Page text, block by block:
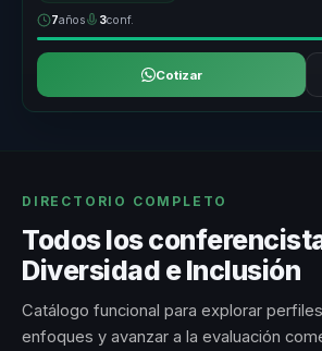
7años 3conf.
Cotizar
DIRECTORIO COMPLETO
Todos los
Diversidad e Inclusión
Catálogo funcional para explorar
enfoques y avanzar a la evaluación